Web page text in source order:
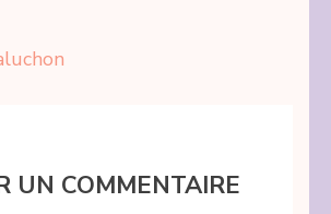
UN COMMENTAIRE